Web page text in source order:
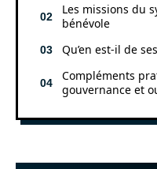
Les missions du
bénévole
Qu’en est-il de
Compléments
gouvernance et